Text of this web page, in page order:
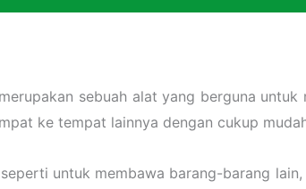
sebuah alat yang berguna
ke tempat lainnya dengan cukup
untuk membawa barang-barang